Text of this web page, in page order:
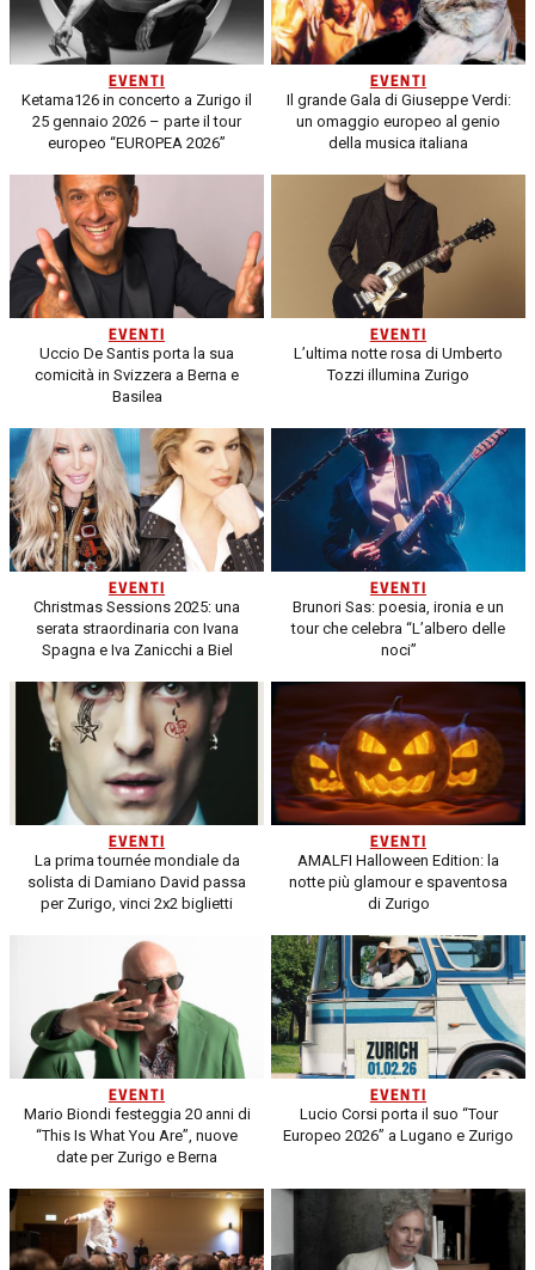
EVENTI
Ketama126 in concerto a Zurigo il
25 gennaio 2026 – parte il tour
europeo “EUROPEA 2026”
EVENTI
Il grande Gala di Giuseppe Verdi:
un omaggio europeo al genio
della musica italiana
EVENTI
Uccio De Santis porta la sua
comicità in Svizzera a Berna e
Basilea
EVENTI
L’ultima notte rosa di Umberto
Tozzi illumina Zurigo
EVENTI
Christmas Sessions 2025: una
serata straordinaria con Ivana
Spagna e Iva Zanicchi a Biel
EVENTI
Brunori Sas: poesia, ironia e un
tour che celebra “L’albero delle
noci”
EVENTI
La prima tournée mondiale da
solista di Damiano David passa
per Zurigo, vinci 2x2 biglietti
EVENTI
AMALFI Halloween Edition: la
notte più glamour e spaventosa
di Zurigo
EVENTI
Mario Biondi festeggia 20 anni di
“This Is What You Are”, nuove
date per Zurigo e Berna
EVENTI
Lucio Corsi porta il suo “Tour
Europeo 2026” a Lugano e Zurigo